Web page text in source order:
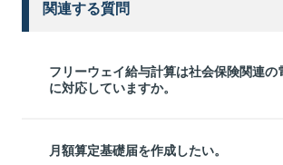
関連する質問
フリーウェイ給与計算は社会保険関連の
に対応していますか。
月額算定基礎届を作成したい。